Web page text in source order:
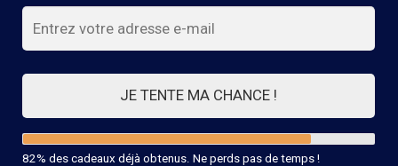
JE TENTE MA CHANCE !
82% des cadeaux déjà obtenus. Ne perds pas de temps !